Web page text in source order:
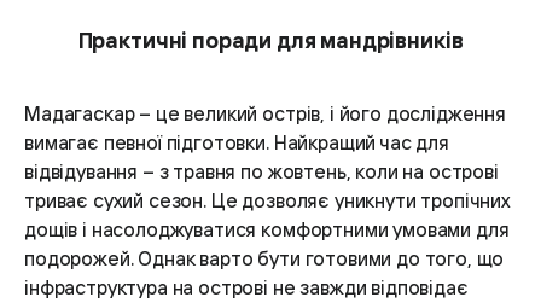
Практичні поради для мандрівників
Мадагаскар – це великий острів, і його дослідження
вимагає певної підготовки. Найкращий час для
відвідування – з травня по жовтень, коли на острові
триває сухий сезон. Це дозволяє уникнути тропічних
дощів і насолоджуватися комфортними умовами для
подорожей. Однак варто бути готовими до того, що
інфраструктура на острові не завжди відповідає